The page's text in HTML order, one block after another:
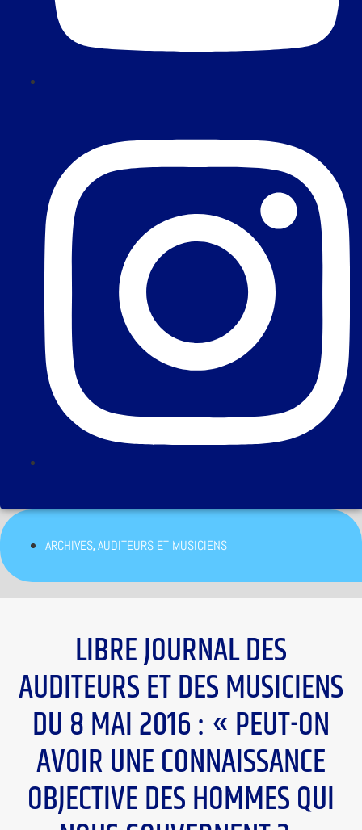
ARCHIVES,AUDITEURS ET MUSICIENS
LIBRE JOURNAL DES
AUDITEURS ET DES MUSICIENS
DU 8 MAI 2016 : « PEUT-ON
AVOIR UNE CONNAISSANCE
OBJECTIVE DES HOMMES QUI